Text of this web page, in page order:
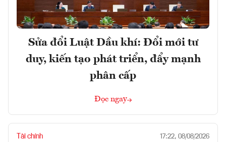
Sửa đổi Luật Dầu khí: Đổi mới tư
duy, kiến tạo phát triển, đẩy mạnh
phân cấp
Đọc ngay
Tài chính 17:22, 08/08/2026